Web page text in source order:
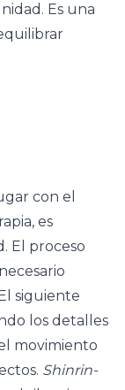
Es una
con el
es
El proceso
siguiente
los detalles
movimiento
Shinrin-